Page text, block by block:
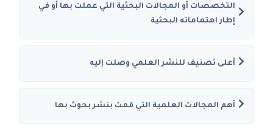
التخصصات أو المجالات البحثية التي عملت بها أو في
إطار اهتماماته البحثية
أعلى تصنيف للنشر العلمي وصلت إليه
أهم المجالات العلمية التي قمت بنشر بحوث بها